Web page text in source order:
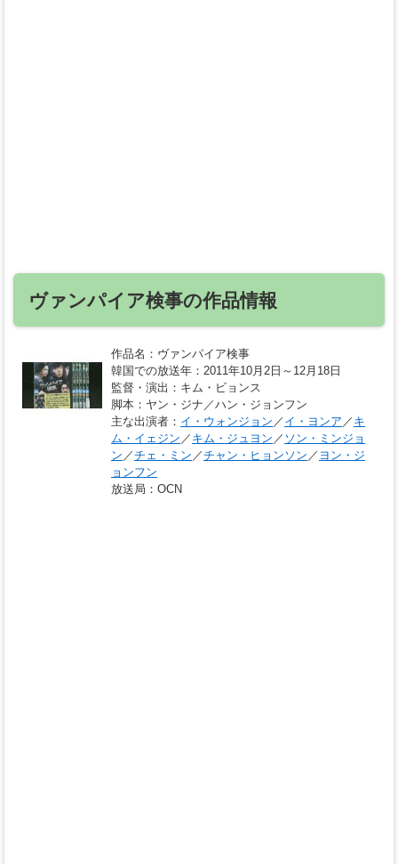
ヴァンパイア検事の作品情報
作品名 ：ヴァンパイア検事
韓国での放送年 ：2011年10月2日～12月18日
監督・演出 ：キム・ビョンス
脚本 ：ヤン・ジナ／ハン・ジョンフン
主な出演者 ： イ・ウォンジョン ／ イ・ヨンア ／ キ
ム・イェジン ／ キム・ジュヨン ／ ソン・ミンジョ
ン ／チェ・ミン ／チャン・ヒョンソン ／ ヨン・ジ
ョンフン
放送局 ：OCN